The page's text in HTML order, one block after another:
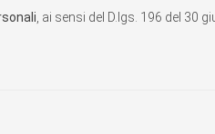
, ai sensi del D.lgs. 196 del 30